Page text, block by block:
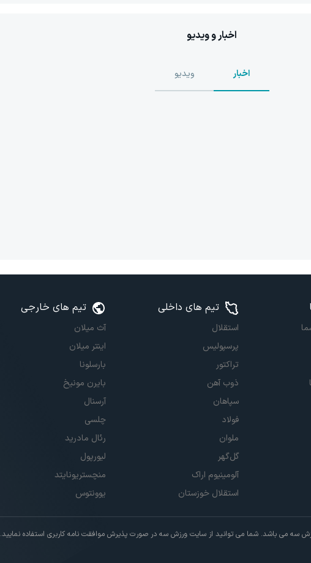
اخبار و ویدیو
اخبار ویدیو
تیم های داخلی
استقلال
پرسپولیس
تراکتور
ذوب آهن
سپاهان
فولاد
ملوان
گل‌گهر
آلومینیوم اراک
استقلال خوزستان
تیم های خارجی
آث میلان
اینتر میلان
بارسلونا
بایرن مونیخ
آرسنال
چلسی
رئال مادرید
لیورپول
منچستریونایتد
یوونتوس
سه می باشد. شما می توانید از سایت ورزش سه در صورت پذیرش موافقت نامه کاربری استفاده نمایید.